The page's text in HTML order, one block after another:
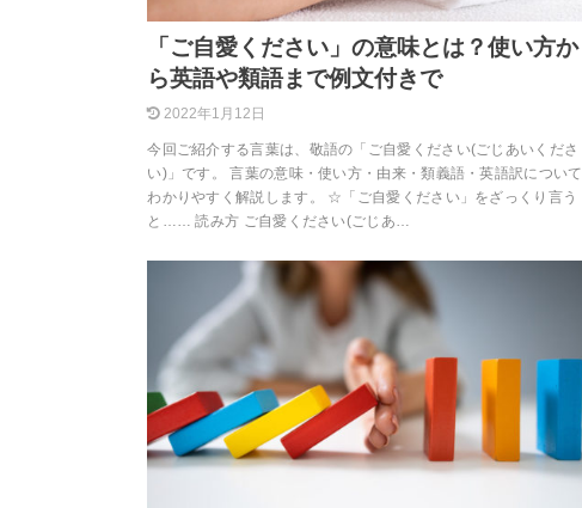
「ご自愛ください」の意味とは？使い方か
ら英語や類語まで例文付きで
2022年1月12日
今回ご紹介する言葉は、敬語の「ご自愛ください(ごじあいくださ
い)」です。 言葉の意味・使い方・由来・類義語・英語訳について
わかりやすく解説します。 ☆「ご自愛ください」をざっくり言う
と…… 読み方 ご自愛ください(ごじあ…